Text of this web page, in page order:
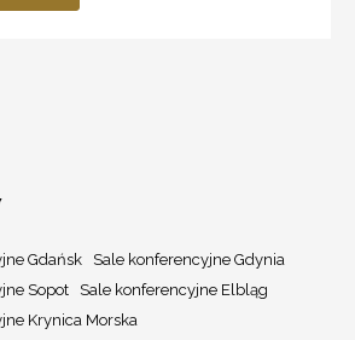
Gdańsk
Sale konferencyjne Gdynia
Sopot
Sale konferencyjne Elbląg
Krynica Morska